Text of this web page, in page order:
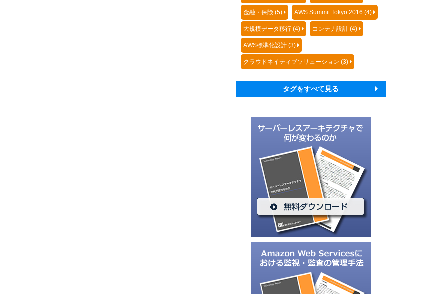
金融・保険 (5) AWS Summit Tokyo 2016 (4)
大規模データ移行 (4) コンテナ設計 (4)
AWS標準化設計 (3)
クラウドネイティブソリューション (3)
タグをすべて見る